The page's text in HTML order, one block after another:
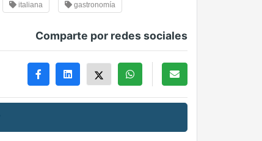
italiana gastronomía
Comparte por redes sociales